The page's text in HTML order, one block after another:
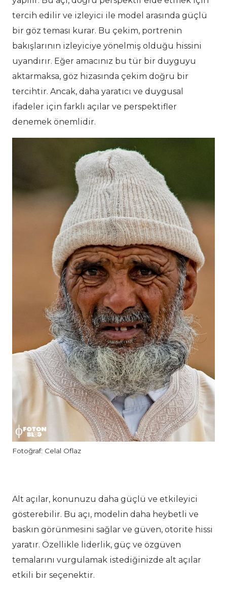
tercih edilir ve izleyici ile model arasında güçlü
bir göz teması kurar. Bu çekim, portrenin
bakışlarının izleyiciye yönelmiş olduğu hissini
uyandırır. Eğer amacınız bu tür bir duyguyu
aktarmaksa, göz hizasında çekim doğru bir
tercihtir. Ancak, daha yaratıcı ve duygusal
ifadeler için farklı açılar ve perspektifler
denemek önemlidir.
Fotoğraf: Celal Oflaz
Alt açılar, konunuzu daha güçlü ve etkileyici
gösterebilir. Bu açı, modelin daha heybetli ve
baskın görünmesini sağlar ve güven, otorite hissi
yaratır. Özellikle liderlik, güç ve özgüven
temalarını vurgulamak istediğinizde alt açılar
etkili bir seçenektir.